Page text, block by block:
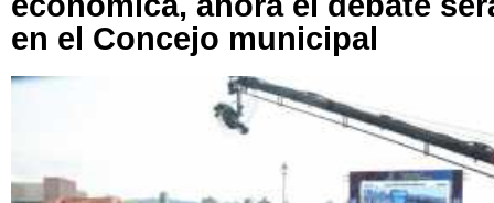
en el Concejo municipal